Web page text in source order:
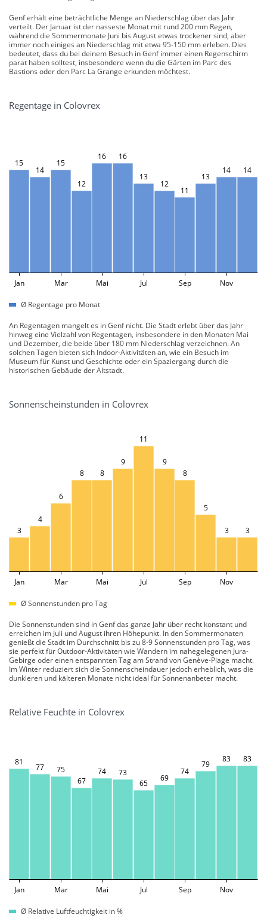
Genf erhält eine beträchtliche Menge an Niederschlag über das Jahr
verteilt. Der Januar ist der nasseste Monat mit rund 200 mm Regen,
während die Sommermonate Juni bis August etwas trockener sind, aber
immer noch einiges an Niederschlag mit etwa 95-150 mm erleben. Dies
bedeutet, dass du bei deinem Besuch in Genf immer einen Regenschirm
parat haben solltest, insbesondere wenn du die Gärten im Parc des
Bastions oder den Parc La Grange erkunden möchtest.
Regentage in Colovrex
15
14
15
12
16
16
13
12
11
13
14 14
Jan Mar Mai Jul Sep Nov
Ø Regentage pro Monat
An Regentagen mangelt es in Genf nicht. Die Stadt erlebt über das Jahr
hinweg eine Vielzahl von Regentagen, insbesondere in den Monaten Mai
und Dezember, die beide über 180 mm Niederschlag verzeichnen. An
solchen Tagen bieten sich Indoor-Aktivitäten an, wie ein Besuch im
Museum für Kunst und Geschichte oder ein Spaziergang durch die
historischen Gebäude der Altstadt.
Sonnenscheinstunden in Colovrex
3
4
6
8 8
9
11
9
8
5
3 3
Jan Mar Mai Jul Sep Nov
Ø Sonnenstunden pro Tag
Die Sonnenstunden sind in Genf das ganze Jahr über recht konstant und
erreichen im Juli und August ihren Höhepunkt. In den Sommermonaten
genießt die Stadt im Durchschnitt bis zu 8-9 Sonnenstunden pro Tag, was
sie perfekt für Outdoor-Aktivitäten wie Wandern im nahegelegenen Jura-
Gebirge oder einen entspannten Tag am Strand von Genève-Plage macht.
Im Winter reduziert sich die Sonnenscheindauer jedoch erheblich, was die
dunkleren und kälteren Monate nicht ideal für Sonnenanbeter macht.
Relative Feuchte in Colovrex
81
77
75
67
74
73
65
69
74
79
83 83
Jan Mar Mai Jul Sep Nov
Ø Relative Luftfeuchtigkeit in %